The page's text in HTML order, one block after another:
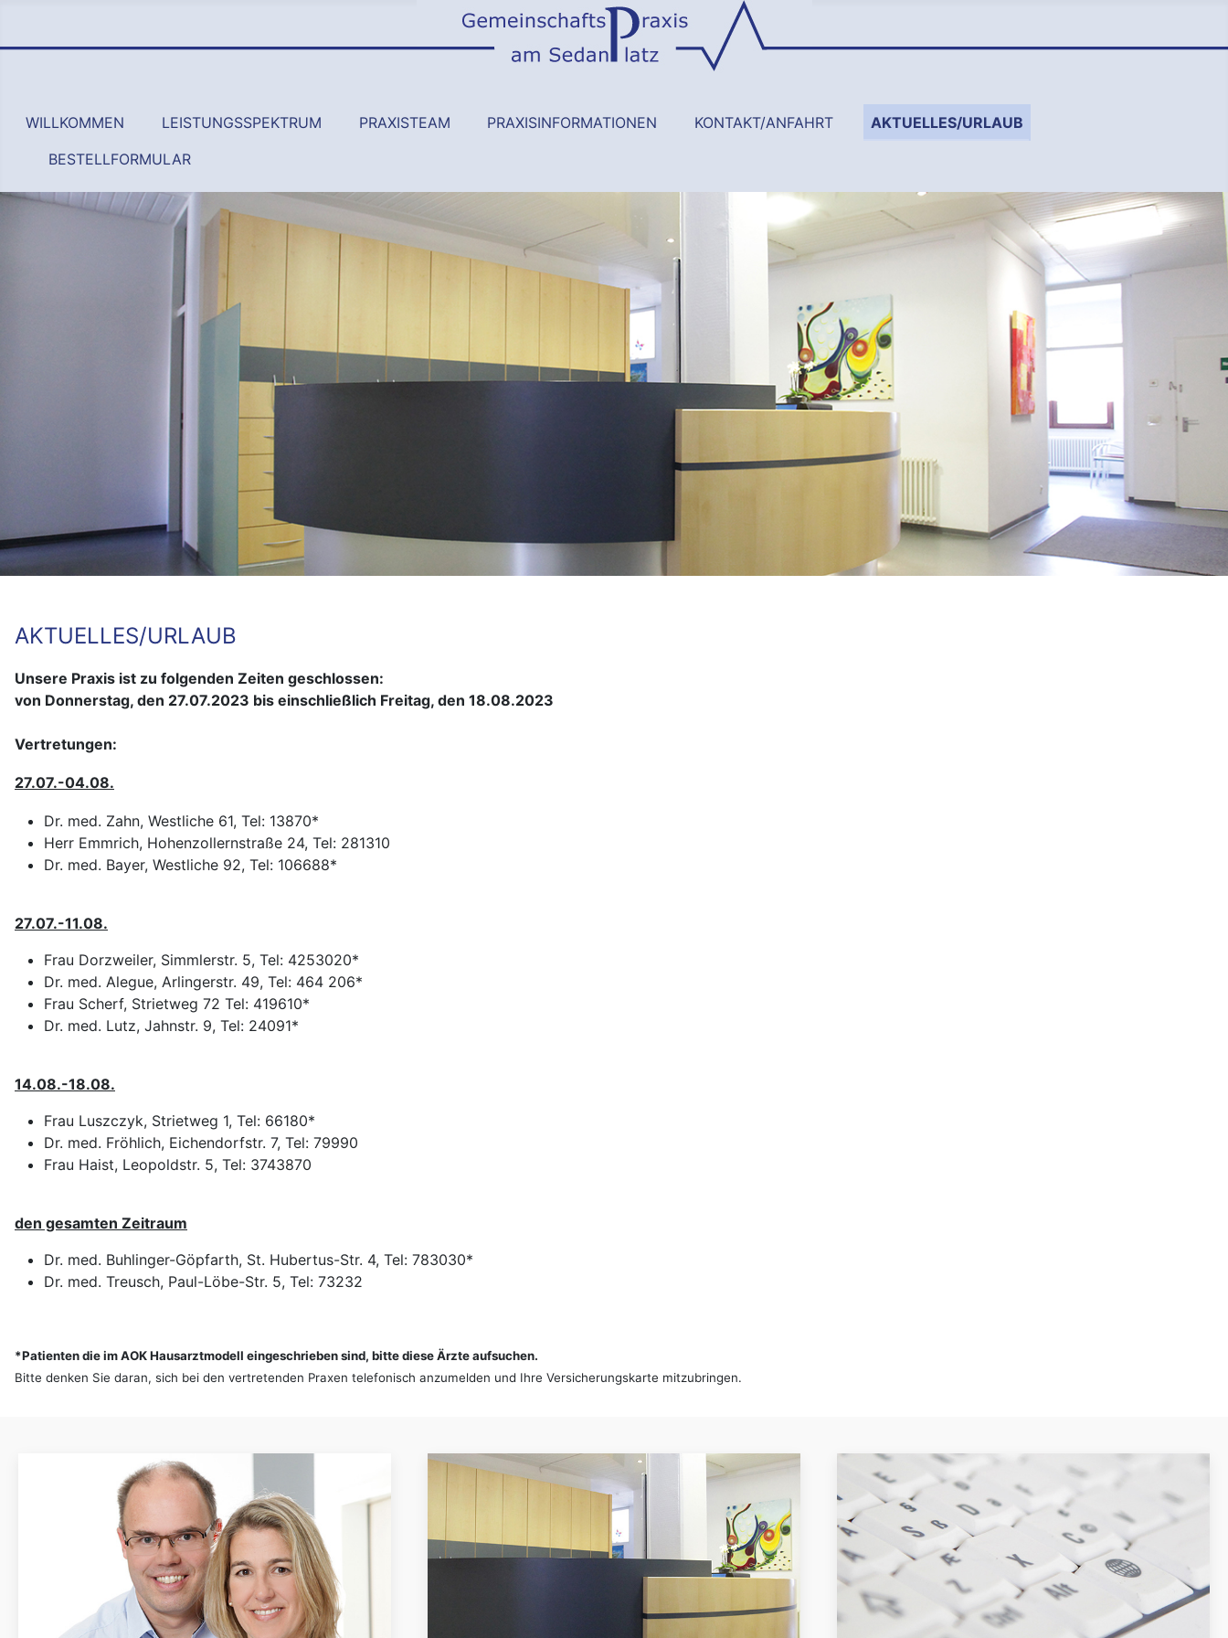
WILLKOMMEN LEISTUNGSSPEKTRUM PRAXISTEAM PRAXISINFORMATIONEN KONTAKT/ANFAHRT
AKTUELLES/URLAUB
BESTELLFORMULAR
AKTUELLES/URLAUB
Unsere Praxis ist zu folgenden Zeiten geschlossen:
von Donnerstag, den 27.07.2023 bis einschließlich Freitag, den 18.08.2023
Vertretungen:
27.07.-04.08.
Dr. med. Zahn, Westliche 61, Tel: 13870*
Herr Emmrich, Hohenzollernstraße 24, Tel: 281310
Dr. med. Bayer, Westliche 92, Tel: 106688*
27.07.-11.08.
Frau Dorzweiler, Simmlerstr. 5, Tel: 4253020*
Dr. med. Alegue, Arlingerstr. 49, Tel: 464 206*
Frau Scherf, Strietweg 72 Tel: 419610*
Dr. med. Lutz, Jahnstr. 9, Tel: 24091*
14.08.-18.08.
Frau Luszczyk, Strietweg 1, Tel: 66180*
Dr. med. Fröhlich, Eichendorfstr. 7, Tel: 79990
Frau Haist, Leopoldstr. 5, Tel: 3743870
den gesamten Zeitraum
Dr. med. Buhlinger-Göpfarth, St. Hubertus-Str. 4, Tel: 783030*
Dr. med. Treusch, Paul-Löbe-Str. 5, Tel: 73232
*Patienten die im AOK Hausarztmodell eingeschrieben sind, bitte diese Ärzte aufsuchen.
Bitte denken Sie daran, sich bei den vertretenden Praxen telefonisch anzumelden und Ihre Versicherungskarte mitzubringen.